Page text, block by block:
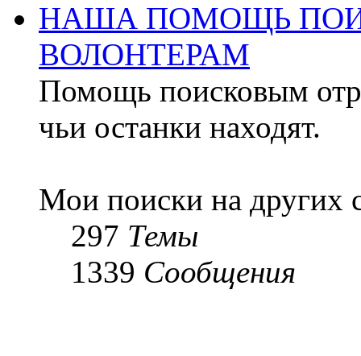
НАША ПОМОЩЬ
ВОЛОНТЕРАМ
Помощь поисковым
чьи останки находят.
Мои поиски на других
297 Темы
1339 Сообщения